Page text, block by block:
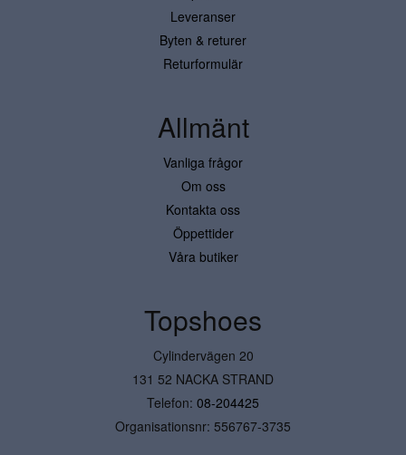
Leveranser
Byten & returer
Returformulär
Allmänt
Vanliga frågor
Om oss
Kontakta oss
Öppettider
Våra butiker
Topshoes
Cylindervägen 20
131 52 NACKA STRAND
Telefon: 08-204425
Organisationsnr: 556767-3735